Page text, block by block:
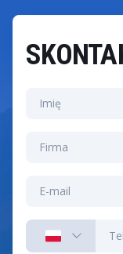
przekroczenia